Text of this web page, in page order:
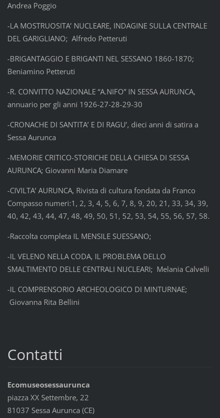
Andrea Poggio
-LA MOSTRUOSITA’ NUCLEARE, INDAGINE SULLA CENTRALE
DEL GARIGLIANO; Alfredo Petteruti
-BRIGANTAGGIO E BRIGANTI NEL SESSANO 1860-1870;
Beniamino Petteruti
-R. CONVITTO NAZIONALE “A.NIFO” IN SESSA AURUNCA,
annuario per gli anni 1926-27-28-29-30
-CRONACHE DI SANTITA’ E DI RAGU’, dieci anni di satira a
Sessa Aurunca
-MEMORIE CRITICO-STORICHE DELLA CHIESA DI SESSA
AURUNCA; Giovanni Maria Diamare
-CIVILTA’ AURUNCA, Rivista di cultura fondata da Franco
Compasso numeri:1, 2, 3, 4, 5, 6, 7, 8, 9, 20, 21, 33, 34, 39,
40, 42, 43, 44, 47, 48, 49, 50, 51, 52, 53, 54, 55, 56, 57, 58.
-Raccolta completa IL MENSILE SUESSANO;
-IL VELENO NELLA CODA, IL PROBLEMA DELLO
SMALTIMENTO DELLE CENTRALI NUCLEARI; Melania Calvelli
-IL COMPRENSORIO ARCHEOLOGICO DI MINTURNAE;
Giovanna Rita Bellini
Contatti
Ecomuseosessaurunca
piazza XX Settembre, 22
81037 Sessa Aurunca (CE)